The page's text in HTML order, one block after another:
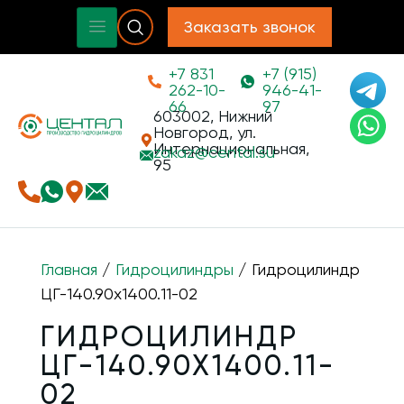
Заказать звонок
+7 831
262-10-
66
+7 (915)
946-41-
97
603002, Нижний
Новгород, ул.
Интернациональная,
95
zakaz@cental.su
Главная / Гидроцилиндры / Гидроцилиндр
ЦГ-140.90х1400.11-02
ГИДРОЦИЛИНДР
ЦГ-140.90Х1400.11-
02